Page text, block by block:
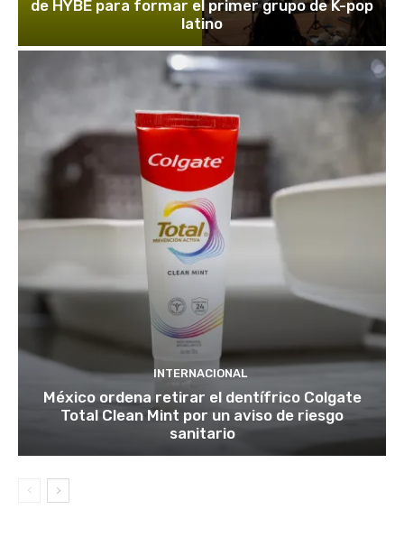
de HYBE para formar el primer grupo de K-pop
latino
INTERNACIONAL
México ordena retirar el dentífrico Colgate
Total Clean Mint por un aviso de riesgo
sanitario